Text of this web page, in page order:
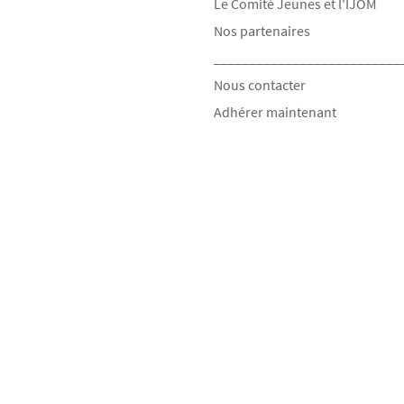
Nos partenaires
Nous contacter
Adhérer maintenant